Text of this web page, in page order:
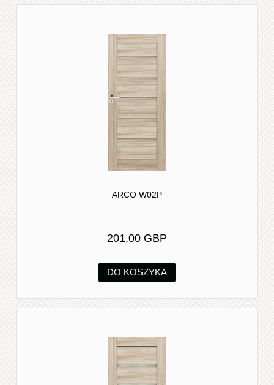
ARCO W02P
201,00 GBP
DO KOSZYKA